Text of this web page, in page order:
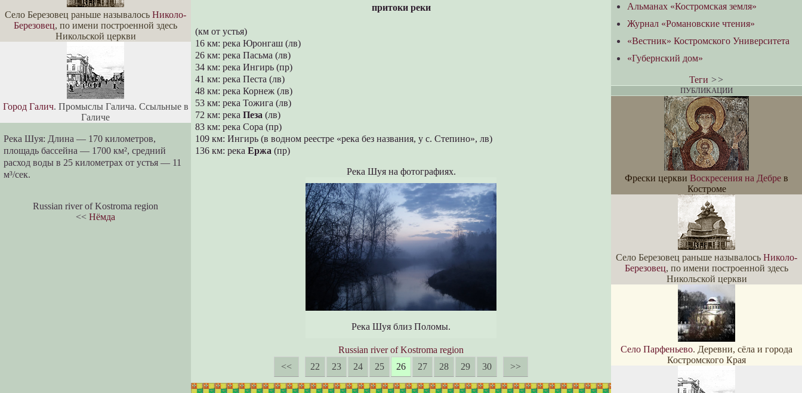
притоки реки
(км от устья)
16 км: река Юронгаш (лв)
26 км: река Пасьма (лв)
34 км: река Ингирь (пр)
41 км: река Песта (лв)
48 км: река Корнеж (лв)
53 км: река Тожига (лв)
72 км: рекаПеза (лв)
83 км: река Сора (пр)
109 км: Ингирь (в водном реестре «река без названия, у с. Степино», лв)
136 км: рекаЕржа (пр)
Река Шуя на фотографиях.
Река Шуя близ Поломы.
Russian river of Kostroma region
<<
22 23 24 25 26 27 28 29 30 >>
Село Березовец раньше называлось Николо-
Березовец, по имени построенной здесь
Никольской церкви
Город Галич. Промыслы Галича. Ссыльные в
Галиче
Река Шуя: Длина — 170 километров,
площадь бассейна — 1700 км², средний
расход воды в 25 километрах от устья — 11
м³/сек.
Russian river of Kostroma region
<< Нёмда
Альманах «Костромская земля»
Журнал «Романовские чтения»
«Вестник» Костромского Университета
«Губернский дом»
Теги >>
ПУБЛИКАЦИИ
Фрески церкви Воскресения на Дебре в
Костроме
Село Березовец раньше называлось Николо-
Березовец, по имени построенной здесь
Никольской церкви
Село Парфеньево. Деревни, сёла и города
Костромского Края